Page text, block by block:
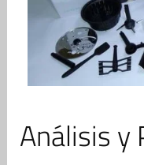
Análisis y